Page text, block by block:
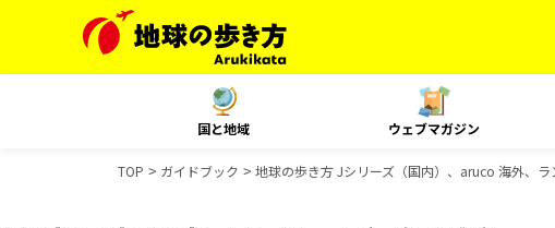
国と地域 ウェブマガジン
TOP ガイドブック 地球の歩き方 Jシリーズ（国内）、aruco 海外、